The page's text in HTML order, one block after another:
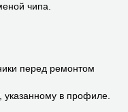
чипа.
перед ремонтом
указанному в профиле.